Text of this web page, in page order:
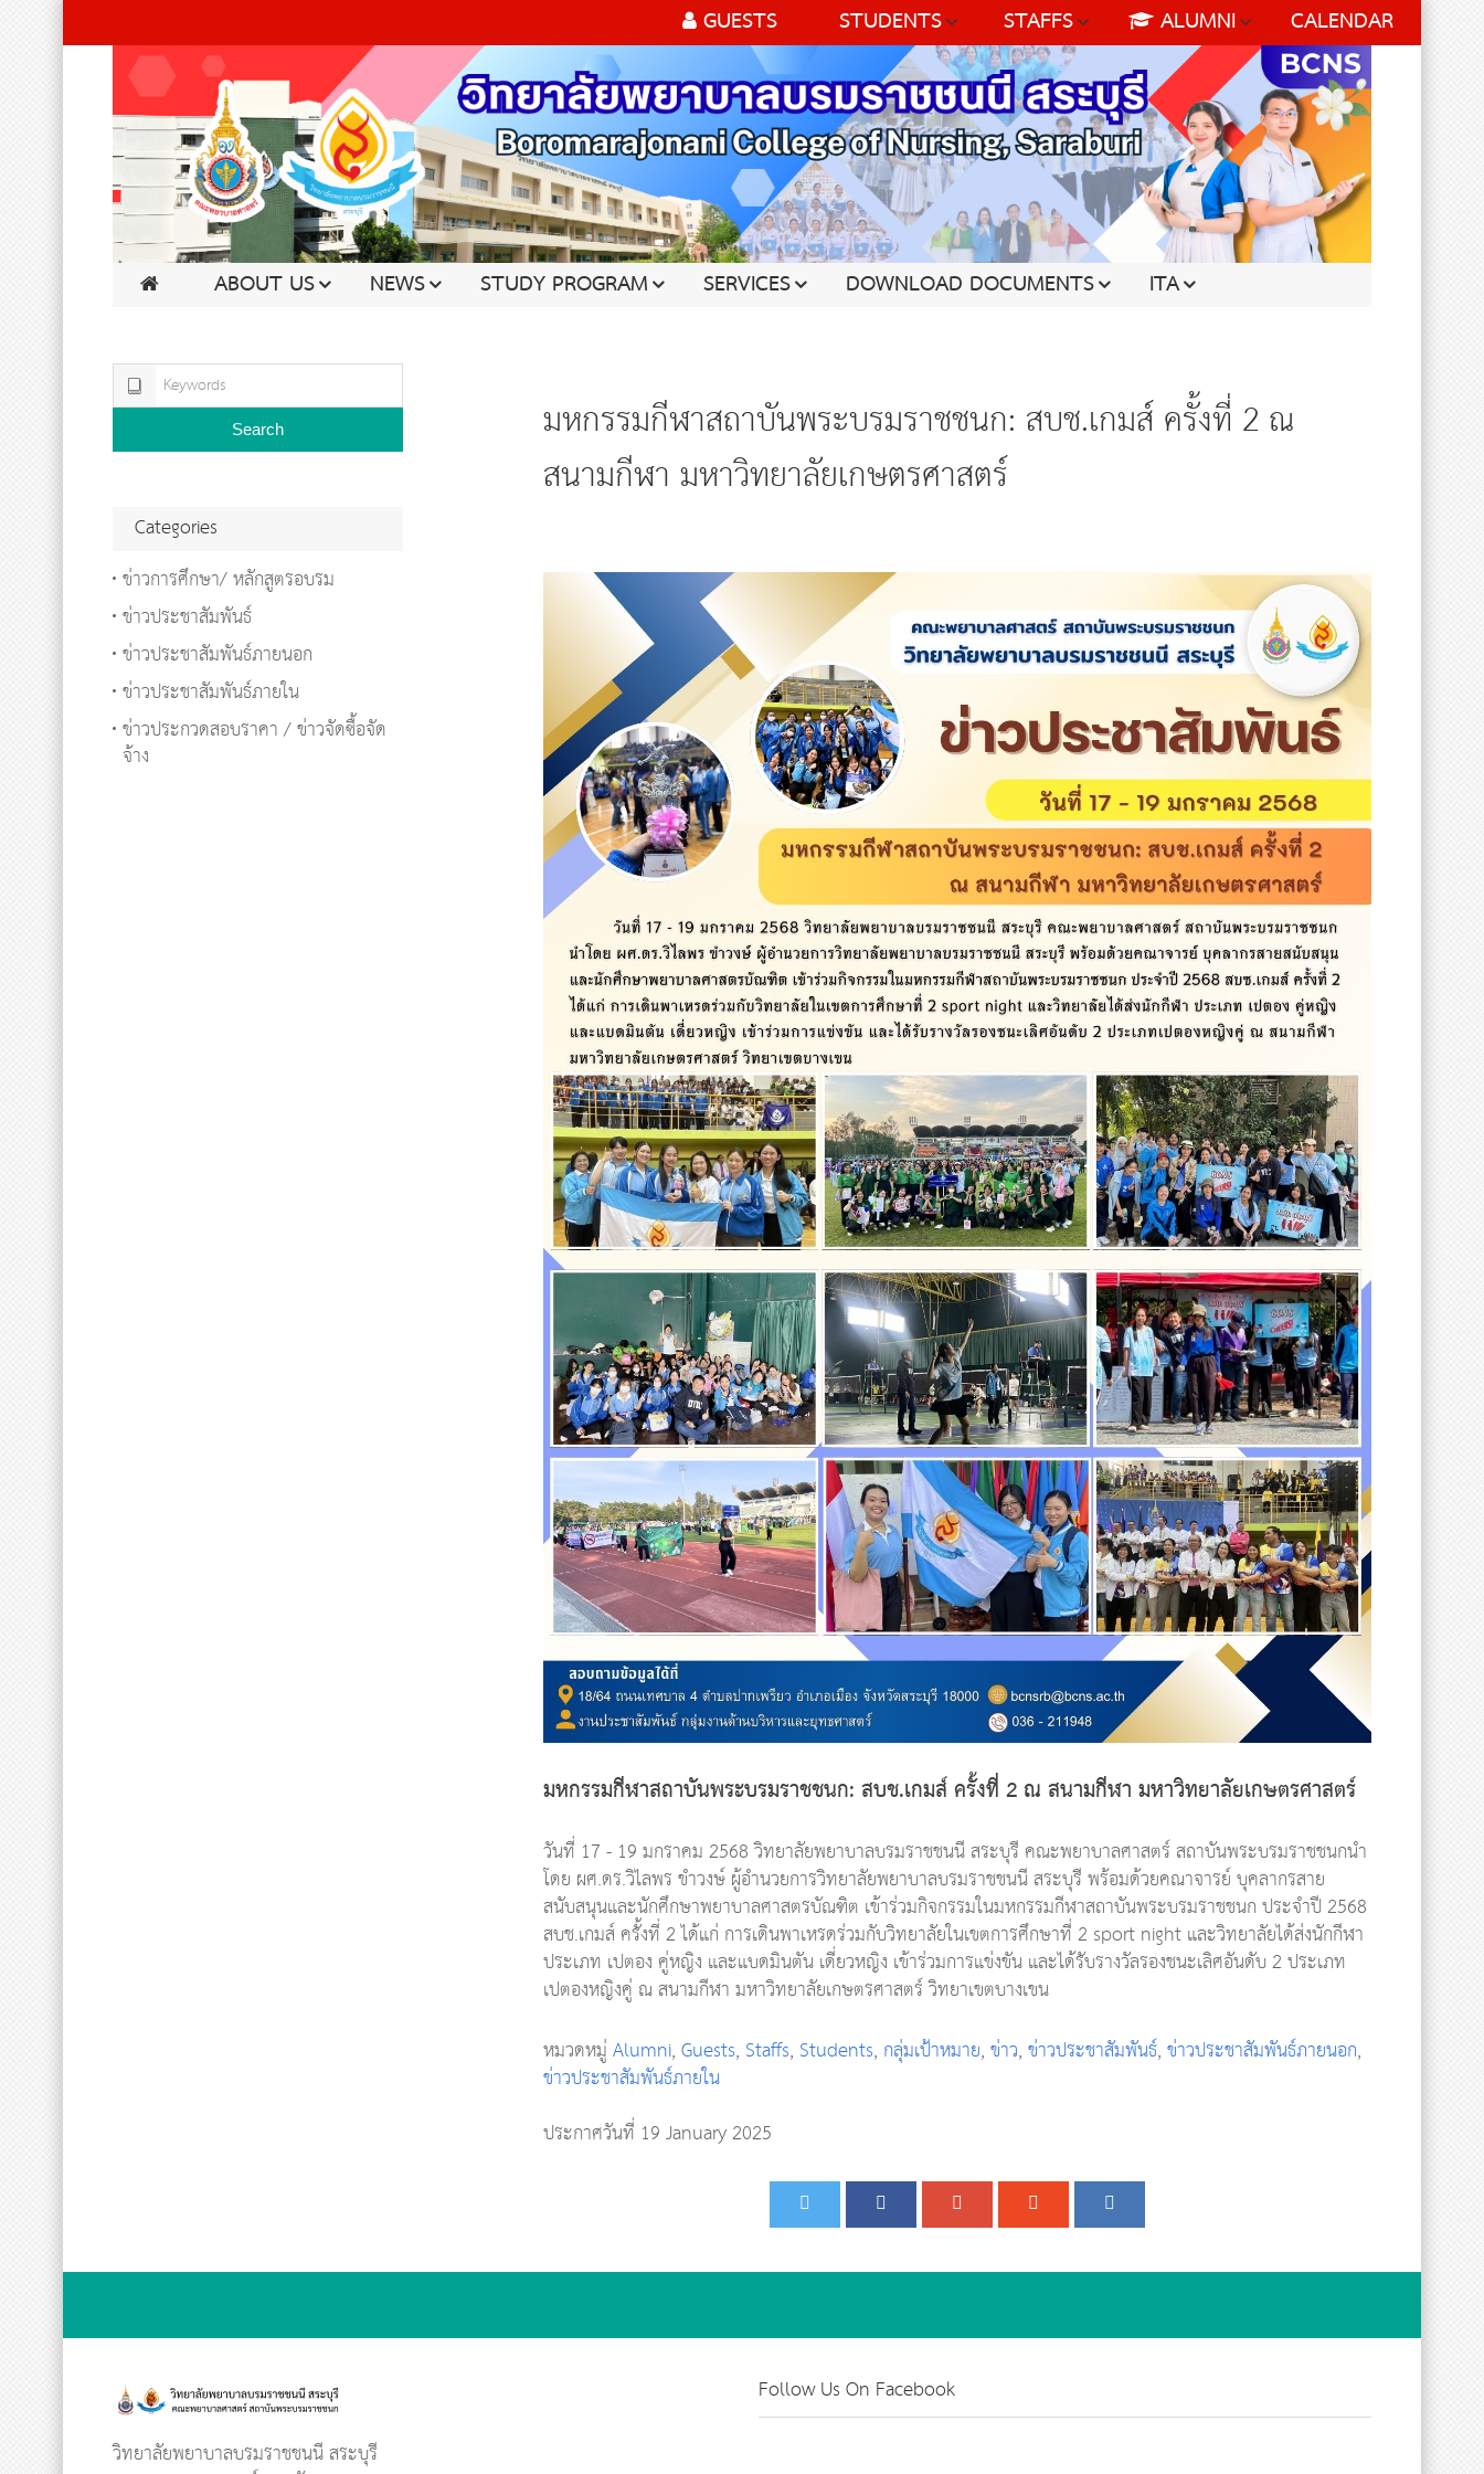
GUESTS STUDENTS STAFFS ALUMNI CALENDAR
ABOUT US NEWS STUDY PROGRAM SERVICES DOWNLOAD DOCUMENTS ITA
มหกรรมกีฬาสถาบันพระบรมราชชนก: สบช.เกมส์ ครั้งที่ 2 ณ
สนามกีฬา มหาวิทยาลัยเกษตรศาสตร์
มหกรรมกีฬาสถาบันพระบรมราชชนก: สบช.เกมส์ ครั้งที่ 2 ณ สนามกีฬา มหาวิทยาลัยเกษตรศาสตร์
วันที่ 17 - 19 มกราคม 2568 วิทยาลัยพยาบาลบรมราชชนนี สระบุรี คณะพยาบาลศาสตร์ สถาบันพระบรมราชชนกนำ
โดย ผศ.ดร.วิไลพร ขำวงษ์ ผู้อำนวยการวิทยาลัยพยาบาลบรมราชชนนี สระบุรี พร้อมด้วยคณาจารย์ บุคลากรสาย
สนับสนุนและนักศึกษาพยาบาลศาสตรบัณฑิต เข้าร่วมกิจกรรมในมหกรรมกีฬาสถาบันพระบรมราชชนก ประจำปี 2568
สบช.เกมส์ ครั้งที่ 2 ได้แก่ การเดินพาเหรดร่วมกับวิทยาลัยในเขตการศึกษาที่ 2 sport night และวิทยาลัยได้ส่งนักกีฬา
ประเภท เปตอง คู่หญิง และแบดมินตัน เดี่ยวหญิง เข้าร่วมการแข่งขัน และได้รับรางวัลรองชนะเลิศอันดับ 2 ประเภท
เปตองหญิงคู่ ณ สนามกีฬา มหาวิทยาลัยเกษตรศาสตร์ วิทยาเขตบางเขน
หมวดหมู่Alumni,Guests,Staffs,Students, กลุ่มเป้าหมาย,ข่าว,ข่าวประชาสัมพันธ์,ข่าวประชาสัมพันธ์ภายนอก,
ข่าวประชาสัมพันธ์ภายใน
ประกาศวันที่ 19 January 2025
Search
Categories
ข่าวการศึกษา/ หลักสูตรอบรม
ข่าวประชาสัมพันธ์
ข่าวประชาสัมพันธ์ภายนอก
ข่าวประชาสัมพันธ์ภายใน
ข่าวประกวดสอบราคา / ข่าวจัดซื้อจัด
จ้าง
วิทยาลัยพยาบาลบรมราชชนนี สระบุรี
Follow Us On Facebook